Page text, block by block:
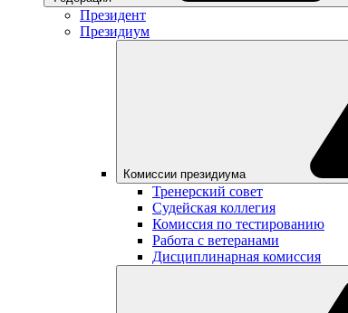
Президент
Президиум
Комиссии президиума
Тренерский совет
Судейская коллегия
Комиссия по тестированию
Работа с ветеранами
Дисциплинарная комиссия